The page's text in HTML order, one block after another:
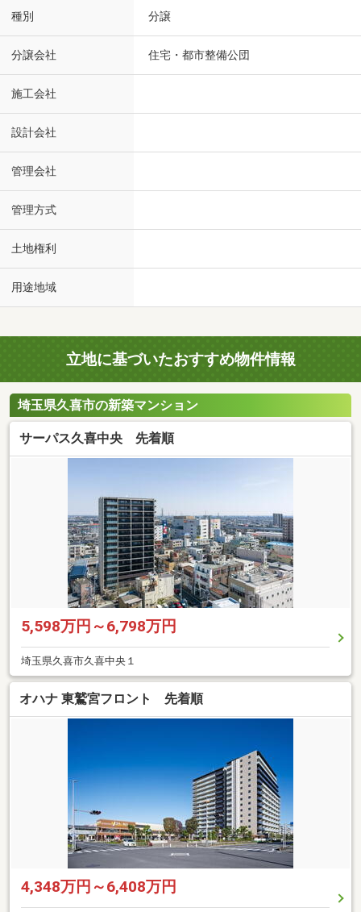
種別 分譲
分譲会社 住宅・都市整備公団
施工会社
設計会社
管理会社
管理方式
土地権利
用途地域
立地に基づいたおすすめ物件情報
埼玉県久喜市の新築マンション
サーパス久喜中央 先着順
5,598万円～6,798万円
埼玉県久喜市久喜中央１
オハナ 東鷲宮フロント 先着順
4,348万円～6,408万円